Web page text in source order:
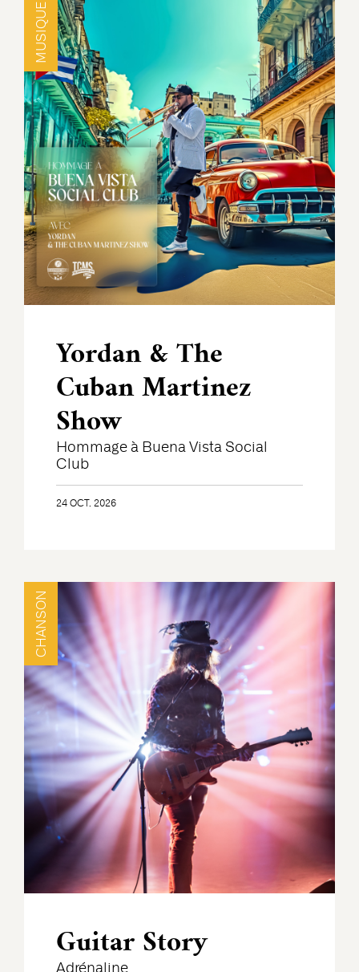
MUSIQUE
Yordan & The
Cuban Martinez
Show
Hommage à Buena Vista Social
Club
24 OCT. 2026
CHANSON
Guitar Story
Adrénaline